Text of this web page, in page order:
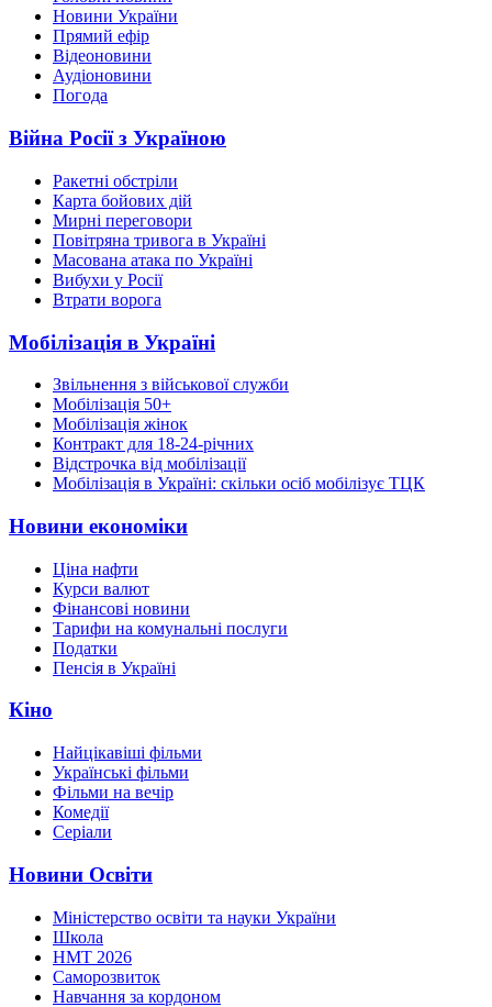
Новини України
Прямий ефір
Відеоновини
Аудіоновини
Погода
Війна Росії з Україною
Ракетні обстріли
Карта бойових дій
Мирні переговори
Повітряна тривога в Україні
Масована атака по Україні
Вибухи у Росії
Втрати ворога
Мобілізація в Україні
Звільнення з військової служби
Мобілізація 50+
Мобілізація жінок
Контракт для 18-24-річних
Відстрочка від мобілізації
Мобілізація в Україні: скільки осіб мобілізує ТЦК
Новини економіки
Ціна нафти
Курси валют
Фінансові новини
Тарифи на комунальні послуги
Податки
Пенсія в Україні
Кіно
Найцікавіші фільми
Українські фільми
Фільми на вечір
Комедії
Серіали
Новини Освіти
Міністерство освіти та науки України
Школа
НМТ 2026
Саморозвиток
Навчання за кордоном